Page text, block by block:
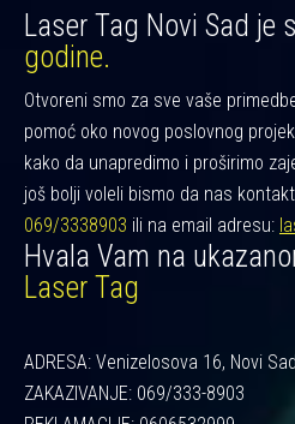
Laser Tag Novi Sad je
godine.
Otvoreni smo za sve vaše
pomoć oko novog poslovnog
kako da unapredimo i proširimo
još bolji voleli bismo da nas
069/3338903 ili na email adresu:
Hvala Vam na
Laser Tag
ADRESA: Venizelosova 16, Novi Sad
ZAKAZIVANJE: 069/333-8903